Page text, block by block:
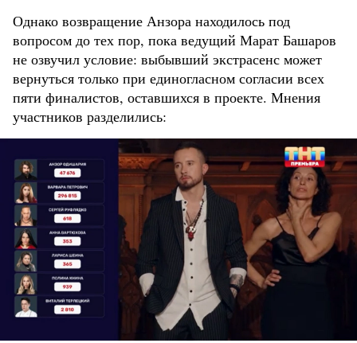
Однако возвращение Анзора находилось под
вопросом до тех пор, пока ведущий Марат Башаров
не озвучил условие: выбывший экстрасенс может
вернуться только при единогласном согласии всех
пяти финалистов, оставшихся в проекте. Мнения
участников разделились: